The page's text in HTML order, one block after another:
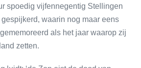
spoedig vijfennegentig Stellingen
waarin nog maar eens
als het jaar waarop zij
zetten.